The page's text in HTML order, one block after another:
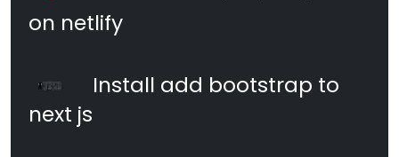
on netlify
Install add bootstrap to
next js